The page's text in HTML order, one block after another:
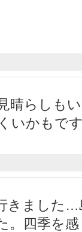
晴らしも
いかもで
きました
。四季を